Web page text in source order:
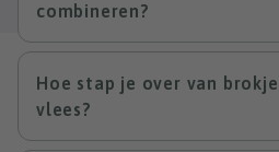
combineren?
Hoe stap je over van
vlees?